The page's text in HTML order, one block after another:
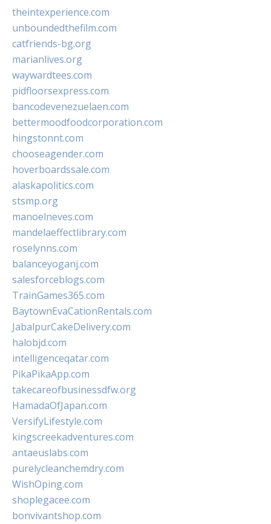
theintexperience.com
unboundedthefilm.com
catfriends-bg.org
marianlives.org
waywardtees.com
pidfloorsexpress.com
bancodevenezuelaen.com
bettermoodfoodcorporation.com
hingstonnt.com
chooseagender.com
hoverboardssale.com
alaskapolitics.com
stsmp.org
manoelneves.com
mandelaeffectlibrary.com
roselynns.com
balanceyoganj.com
salesforceblogs.com
TrainGames365.com
BaytownEvaCationRentals.com
JabalpurCakeDelivery.com
halobjd.com
intelligenceqatar.com
PikaPikaApp.com
takecareofbusinessdfw.org
HamadaOfJapan.com
VersifyLifestyle.com
kingscreekadventures.com
antaeuslabs.com
purelycleanchemdry.com
WishOping.com
shoplegacee.com
bonvivantshop.com